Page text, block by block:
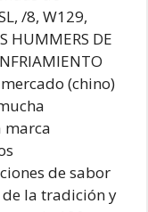
/8, W129,
HUMMERS DE
(chino)
marca
de sabor
la tradición y